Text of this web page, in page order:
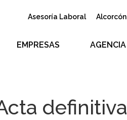
Asesoría Laboral
EMPRESAS
definitiva